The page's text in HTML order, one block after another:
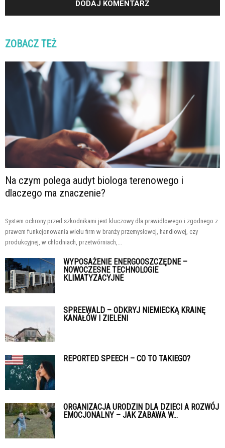
ZOBACZ TEŻ
Na czym polega audyt biologa terenowego i
dlaczego ma znaczenie?
System ochrony przed szkodnikami jest kluczowy dla prawidłowego i zgodnego z
prawem funkcjonowania wielu firm w branży przemysłowej, handlowej, czy
produkcyjnej, w chłodniach, przetwórniach,...
WYPOSAŻENIE ENERGOOSZCZĘDNE –
NOWOCZESNE TECHNOLOGIE
KLIMATYZACYJNE
SPREEWALD – ODKRYJ NIEMIECKĄ KRAINĘ
KANAŁÓW I ZIELENI
REPORTED SPEECH – CO TO TAKIEGO?
ORGANIZACJA URODZIN DLA DZIECI A ROZWÓJ
EMOCJONALNY – JAK ZABAWA W...